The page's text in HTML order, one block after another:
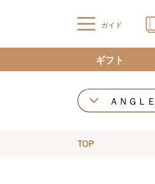
ガイド
ギフト
TOP